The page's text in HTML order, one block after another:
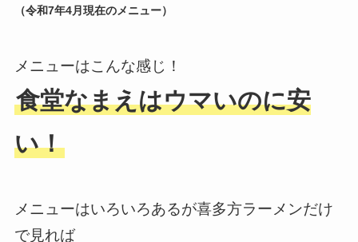
（令和7年4月現在のメニュー）
メニューはこんな感じ！
食堂なまえはウマいのに安
い！
メニューはいろいろあるが喜多方ラーメンだけ
で見れば